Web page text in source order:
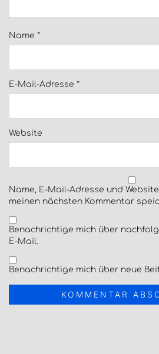
Name *
E-Mail-Adresse *
Website
Name, E-Mail-Adresse und
meinen nächsten Kommentar
Benachrichtige mich über
E-Mail.
Benachrichtige mich über neue